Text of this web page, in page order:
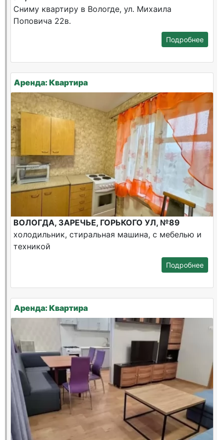
Сниму квартиру в Вологде, ул. Михаила
Поповича 22в.
Подробнее
Аренда: Квартира
ВОЛОГДА, ЗАРЕЧЬЕ, ГОРЬКОГО УЛ, №89
холодильник, стиральная машина, с мебелью и
техникой
Подробнее
Аренда: Квартира